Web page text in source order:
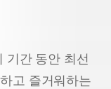
기간 동안 최선
고 즐거워하는